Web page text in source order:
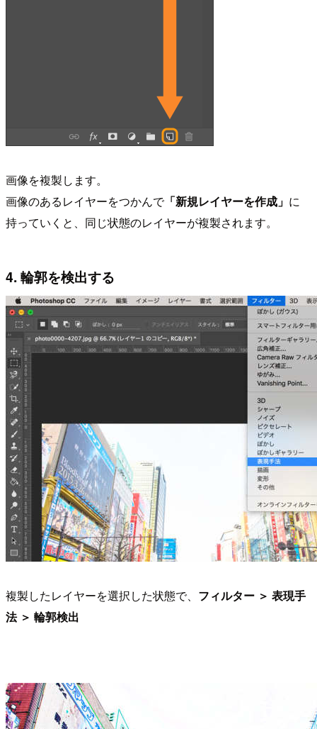
画像を複製します。
画像のあるレイヤーをつかんで「新規レイヤーを作成」 に
持っていくと、同じ状態のレイヤーが複製されます。
4. 輪郭を検出する
複製したレイヤーを選択した状態で、 フィルター ＞ 表現手
法 ＞ 輪郭検出